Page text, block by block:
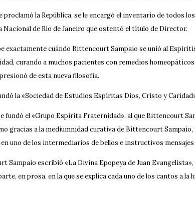
proclamó la República, se le encargó el inventario de todos
Nacional de Río de Janeiro que ostentó el título de Director.
exactamente cuándo Bittencourt Sampaio se unió al
curando a muchos pacientes con remedios
de esta nueva filosofía.
la «Sociedad de Estudios Espíritas Dios, Cristo y
fundó el «Grupo Espírita Fraternidad», al que Bittencourt
gracias a la mediumnidad curativa de Bittencourt Sampaio,
uno de los intermediarios de bellos e instructivos
Sampaio escribió «La Divina Epopeya de Juan
en prosa, en la que se explica cada uno de los cantos a